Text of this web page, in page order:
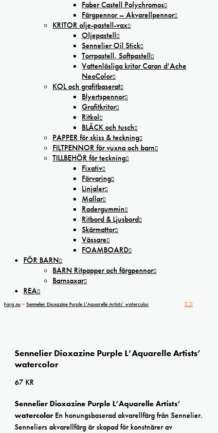
Faber Castell Polychromos
Färgpennor – Akvarellpennor
KRITOR olje-pastell-vax
Oljepastell
Sennelier Oil Stick
Torrpastell, Softpastell
Vattenlösliga kritor Caran d’Ache
NeoColor
KOL och grafitbaserat
Blyertspennor
Grafitkritor
Ritkol
BLÄCK och tusch
PAPPER för skiss & teckning
FILTPENNOR för vuxna och barn
TILLBEHÖR för teckning
Fixativ
Förvaring
Linjaler
Mallar
Radergummin
Ritbord & Ljusbord
Skärmattor
Vässare
FOAMBOARD
FÖR BARN
BARN Ritpapper och färgpennor
Barnsaxar
REA
Farg.nu > Sennelier Dioxazine Purple L’Aquarelle Artists’ watercolor
Sennelier Dioxazine Purple L’Aquarelle Artists’
watercolor
67 KR
Sennelier Dioxazine Purple L’Aquarelle Artists’
watercolor En honungsbaserad akvarellfärg från Sennelier.
Senneliers akvarellfärg är skapad för konstnärer av